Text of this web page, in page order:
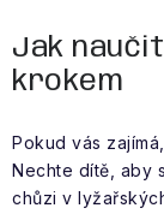
Jak
krokem
Pokud vás
Nechte dítě, aby
chůzi v